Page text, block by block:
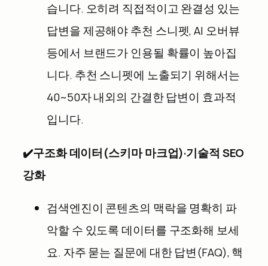
습니다. 오히려 직접적이고 완결성 있는
답변을 제공해야 추천 스니펫, AI 오버뷰
등에서 브랜드가 인용될 확률이 높아집
니다. 추천 스니펫에 노출되기 위해서는
40~50자 내외의 간결한 답변이 효과적
입니다.
✔️구조화 데이터(스키마 마크업)·기술적 SEO
강화
검색엔진이 콘텐츠의 맥락을 명확히 파
악할 수 있도록 데이터를 구조화해 보세
요. 자주 묻는 질문에 대한 답변(FAQ), 핵